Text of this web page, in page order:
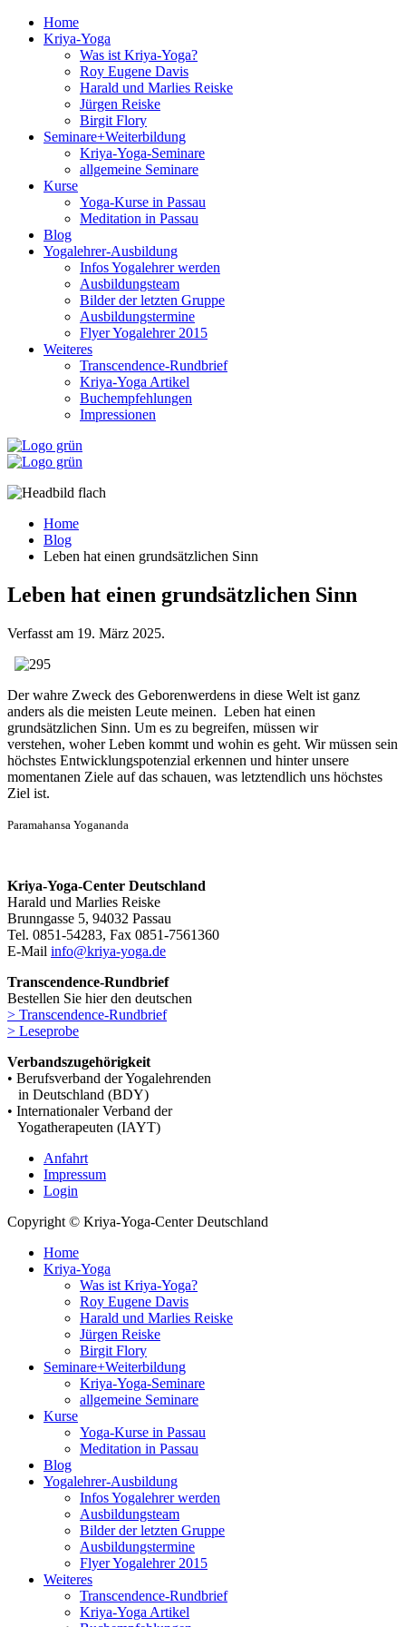
Home
Kriya-Yoga
Was ist Kriya-Yoga?
Roy Eugene Davis
Harald und Marlies Reiske
Jürgen Reiske
Birgit Flory
Seminare+Weiterbildung
Kriya-Yoga-Seminare
allgemeine Seminare
Kurse
Yoga-Kurse in Passau
Meditation in Passau
Blog
Yogalehrer-Ausbildung
Infos Yogalehrer werden
Ausbildungsteam
Bilder der letzten Gruppe
Ausbildungstermine
Flyer Yogalehrer 2015
Weiteres
Transcendence-Rundbrief
Kriya-Yoga Artikel
Buchempfehlungen
Impressionen
Home
Blog
Leben hat einen grundsätzlichen Sinn
Leben hat einen grundsätzlichen Sinn
Verfasst am 19. März 2025.
Der wahre Zweck des Geborenwerdens in diese Welt ist ganz
anders als die meisten Leute meinen. Leben hat einen
grundsätzlichen Sinn. Um es zu begreifen, müssen wir
verstehen, woher Leben kommt und wohin es geht. Wir müssen sein
höchstes Entwicklungspotenzial erkennen und hinter unsere
momentanen Ziele auf das schauen, was letztendlich uns höchstes
Ziel ist.
Paramahansa Yogananda
Kriya-Yoga-Center Deutschland
Harald und Marlies Reiske
Brunngasse 5, 94032 Passau
Tel. 0851-54283, Fax 0851-7561360
E-Mail info@kriya-yoga.de
Transcendence-Rundbrief
Bestellen Sie hier den deutschen
> Transcendence-Rundbrief
> Leseprobe
Verbandszugehörigkeit
• Berufsverband der Yogalehrenden
in Deutschland (BDY)
• Internationaler Verband der
Yogatherapeuten (IAYT)
Anfahrt
Impressum
Login
Copyright © Kriya-Yoga-Center Deutschland
Home
Kriya-Yoga
Was ist Kriya-Yoga?
Roy Eugene Davis
Harald und Marlies Reiske
Jürgen Reiske
Birgit Flory
Seminare+Weiterbildung
Kriya-Yoga-Seminare
allgemeine Seminare
Kurse
Yoga-Kurse in Passau
Meditation in Passau
Blog
Yogalehrer-Ausbildung
Infos Yogalehrer werden
Ausbildungsteam
Bilder der letzten Gruppe
Ausbildungstermine
Flyer Yogalehrer 2015
Weiteres
Transcendence-Rundbrief
Kriya-Yoga Artikel